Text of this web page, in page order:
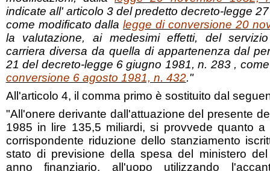
indicate all' articolo 3 del predetto decreto-legge
come modificato dallalegge di conversione 20
la valutazione, ai medesimi effetti, del
carriera diversa da quella di appartenenza dal
21 del decreto-legge 6 giugno 1981, n. 283 ,
conversione 6 agosto 1981, n. 432."
All'articolo 4, il comma primo è sostituito dal
"All'onere derivante dall'attuazione del presente
1985 in lire 135,5 miliardi, si provvede quanto a
corrispondente riduzione dello stanziamento
stato di previsione della spesa del ministero
anno finanziario, all'uopo utilizzando